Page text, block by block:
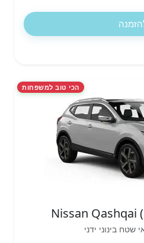
הכי טוב למשפחות
Nissan Qashqai